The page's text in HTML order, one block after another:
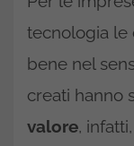
tecnologia le
bene nel
creati hanno
valore,